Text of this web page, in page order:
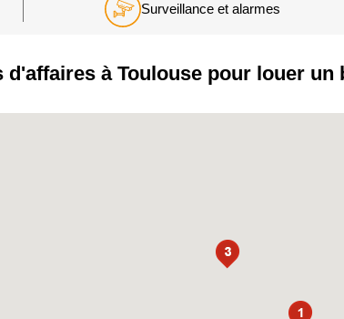
Surveillance et alarmes
à Toulouse pour louer un